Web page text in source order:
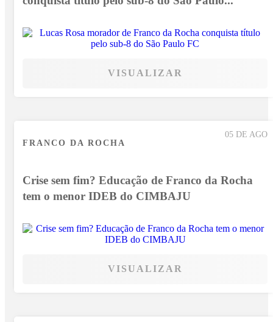
VISUALIZAR
05 DE AGO
FRANCO DA ROCHA
Crise sem fim? Educação de Franco da Rocha
tem o menor IDEB do CIMBAJU
VISUALIZAR